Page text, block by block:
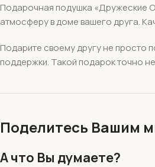
Подарочная подушка «Дружеские
атмосферу в доме вашего друга.
Подарите своему другу не просто
поддержки. Такой подарок точно
Поделитесь Вашим
А что Вы думаете?